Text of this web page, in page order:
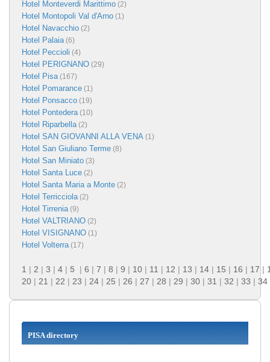
Hotel Monteverdi Marittimo (2)
Hotel Montopoli Val d'Arno (1)
Hotel Navacchio (2)
Hotel Palaia(6)
Hotel Peccioli (4)
Hotel PERIGNANO (29)
Hotel Pisa(167)
Hotel Pomarance (1)
Hotel Ponsacco (19)
Hotel Pontedera(10)
Hotel Riparbella(2)
Hotel SAN GIOVANNI ALLA VENA (1)
Hotel San Giuliano Terme (8)
Hotel San Miniato (3)
Hotel Santa Luce (2)
Hotel Santa Maria a Monte (2)
Hotel Terricciola(2)
Hotel Tirrenia(9)
Hotel VALTRIANO (2)
Hotel VISIGNANO (1)
Hotel Volterra(17)
1 | 2 | 3 | 4 | 5 | 6 | 7 | 8 | 9 | 10 | 11 | 12 | 13 | 14 | 15 | 16 | 17 |
20 | 21 | 22 | 23 | 24 | 25 | 26 | 27 | 28 | 29 | 30 | 31 | 32 | 33 | 34
PISA directory